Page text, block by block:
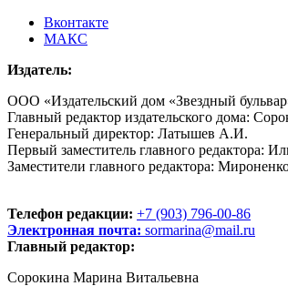
Вконтакте
МАКС
Издатель:
ООО «Издательский дом «Звездный
Главный редактор издательского дома:
Генеральный директор: Латышев А.И.
Первый заместитель главного редактора:
Заместители главного редактора:
Телефон редакции: +7 (903) 796-00-86
Электронная почта: sormarina@mail.ru
Главный редактор:
Сорокина Марина Витальевна